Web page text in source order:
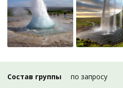
Состав группы по запросу